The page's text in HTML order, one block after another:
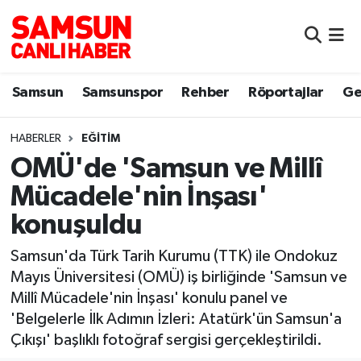
Samsun Samsunspor Rehber Röportajlar
HABERLER EĞITIM
OMÜ'de 'Samsun ve Millî
Mücadele'nin İnşası'
konuşuldu
Samsun'da Türk Tarih Kurumu (TTK) ile Ondokuz
Mayıs Üniversitesi (OMÜ) iş birliğinde 'Samsun ve
Millî Mücadele'nin İnşası' konulu panel ve
'Belgelerle İlk Adımın İzleri: Atatürk'ün Samsun'a
Çıkışı' başlıklı fotoğraf sergisi gerçekleştirildi.
Samsun
Sokak Röportajları
Genel
Dünya
Eğitim
Sağlık
Yemek
Samsun Nöbetçi Eczaneler
Samsun Hava Durumu
Samsun Namaz Vakitleri
Samsun Trafik Yoğunluk Haritası
Süper Lig Puan Durumu ve Fikstür
Tüm Manşetler
Son Dakika Haberleri
Haber Arşivi